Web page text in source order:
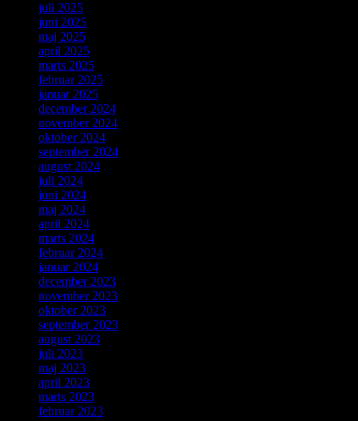
juli 2025
juni 2025
maj 2025
april 2025
marts 2025
februar 2025
januar 2025
december 2024
november 2024
oktober 2024
september 2024
august 2024
juli 2024
juni 2024
maj 2024
april 2024
marts 2024
februar 2024
januar 2024
december 2023
november 2023
oktober 2023
september 2023
august 2023
juli 2023
maj 2023
april 2023
marts 2023
februar 2023